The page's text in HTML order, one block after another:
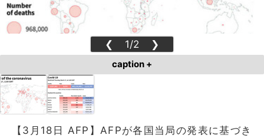
❮ 1/2 ❯
caption +
【3月18日 AFP】AFPが各国当局の発表に基づき